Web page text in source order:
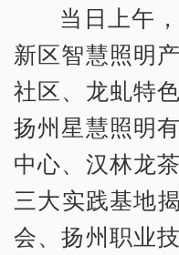
当日上午
新区智慧照明
社区、龙虬特
扬州星慧照明
中心、汉林龙
三大实践基地
会、扬州职业